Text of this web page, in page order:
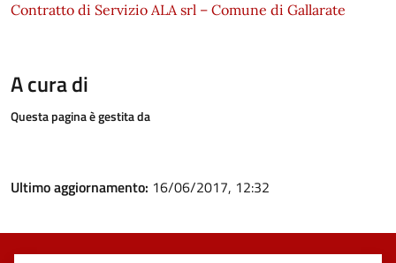
Contratto di Servizio ALA srl – Comune di Gallarate
A cura di
Questa pagina è gestita da
Ultimo aggiornamento: 16/06/2017, 12:32